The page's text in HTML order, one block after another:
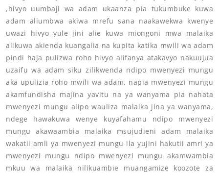
,hivyo uumbaji wa adam ukaanza pia tukumbuke kuwa
adam aliumbwa akiwa mrefu sana naakawekwa kwenye
uwazi hivyo yule jini alie kuwa miongoni mwa malaika
alikuwa akienda kuangalia na kupita katika mwili wa adam
pindi haja pulizwa roho hivyo alifanya atakavyo nakuujua
uzaifu wa adam siku zilikwenda ndipo mwenyezi mungu
aka upulizia roho mwili wa adam, napia mwenyezi mungu
akamfundisha majina yavitu na ya wanyama pia nahata
mwenyezi mungu alipo wauliza malaika jina ya wanyama,
ndege hawakuwa wenye kuyafahamu ndipo mwenyezi
mungu akawaambia malaika msujudieni adam malaika
wakatii amli ya mwenyezi mungu ila yujini hakutii amri ya
mwenyezi mungu ndipo mwenyezi mungu akamwambia
mkuu wa malaika nilikuambie muangamize koozote za